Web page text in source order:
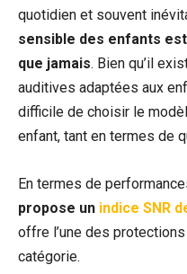
quotidien et souvent
sensible des enfants
que jamais. Bien qu’il
auditives adaptées aux
difficile de choisir le
enfant, tant en termes de
En termes de
propose un indice SNR
offre l’une des
catégorie.